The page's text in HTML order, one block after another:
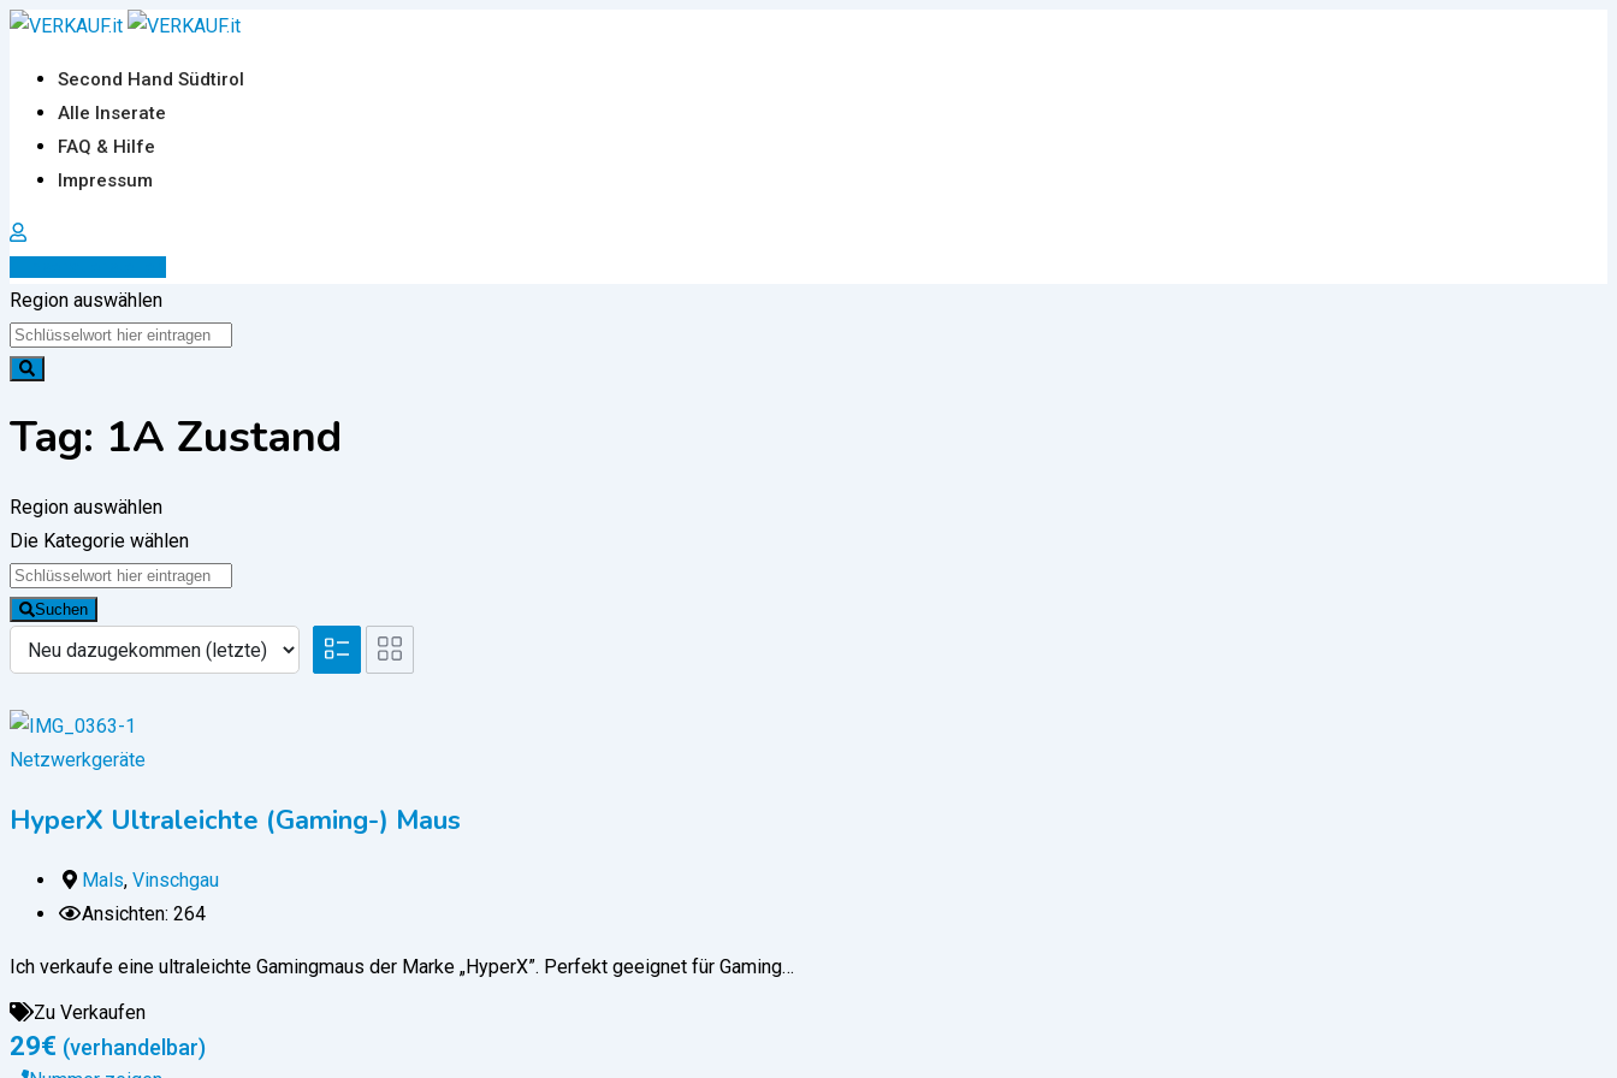
Zum
springen
Second Hand Südtirol
Alle Inserate
FAQ & Hilfe
Impressum
Region auswählen
Tag: 1A Zustand
Region auswählen
Die Kategorie wählen
Suchen
Netzwerkgeräte
HyperX Ultraleichte (Gaming-) Maus
Mals, Vinschgau
Ansichten: 264
Ich verkaufe eine ultraleichte Gamingmaus der Marke „HyperX”. Perfekt geeignet für Gaming…
Zu Verkaufen
29€ (verhandelbar)